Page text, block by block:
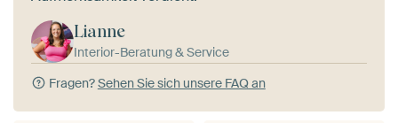
Lianne
Interior-Beratung & Service
Fragen?Sehen Sie sich unsere FAQ an